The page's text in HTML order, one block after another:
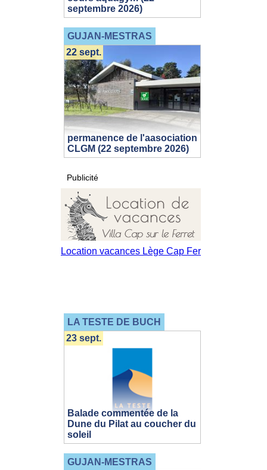
septembre 2026)
GUJAN-MESTRAS
permanence de l'aasociation
CLGM (22 septembre 2026)
22 sept.
Publicité
LA TESTE DE BUCH
Balade commentée de la
Dune du Pilat au coucher du
soleil
23 sept.
GUJAN-MESTRAS